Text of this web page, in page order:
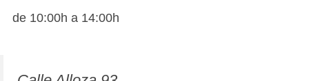
de 10:00h a 14:00h